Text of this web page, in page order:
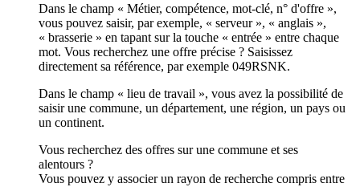
Dans le champ « Métier, compétence, mot-clé, n° d'offre »,
vous pouvez saisir, par exemple, « serveur », « anglais »,
« brasserie » en tapant sur la touche « entrée » entre chaque
mot. Vous recherchez une offre précise ? Saisissez
directement sa référence, par exemple 049RSNK.
Dans le champ « lieu de travail », vous avez la possibilité de
saisir une commune, un département, une région, un pays ou
un continent.
Vous recherchez des offres sur une commune et ses
alentours ?
Vous pouvez y associer un rayon de recherche compris entre